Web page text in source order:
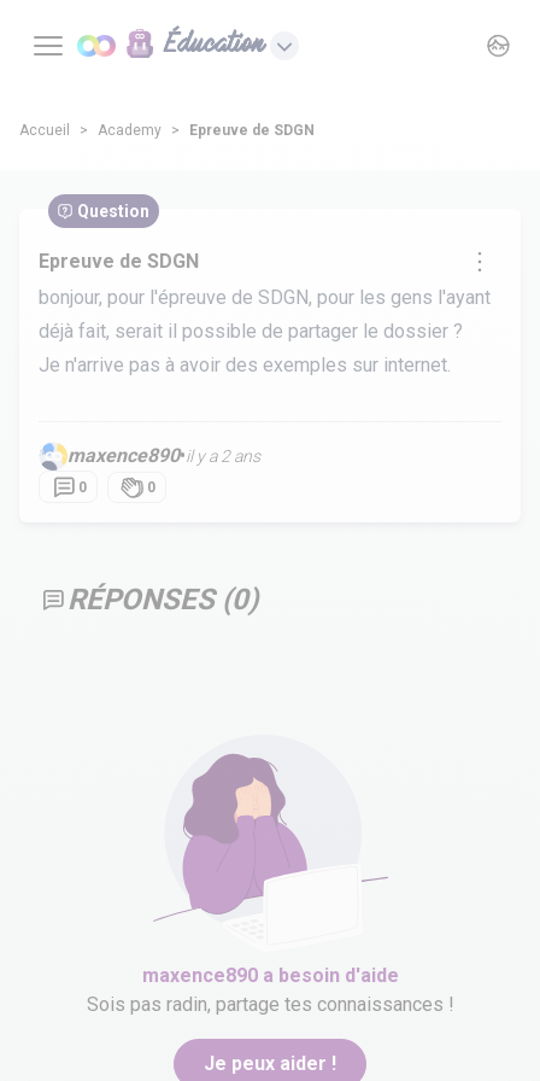
Éducation
Accueil Academy Epreuve de SDGN
Question
Epreuve de SDGN
bonjour, pour l'épreuve de SDGN, pour les gens l'ayant
déjà fait, serait il possible de partager le dossier ?
Je n'arrive pas à avoir des exemples sur internet.
maxence890•il y a 2 ans
0 0
RÉPONSES (0)
maxence890a besoin d'aide
Sois pas radin, partage tes connaissances !
Je peux aider !